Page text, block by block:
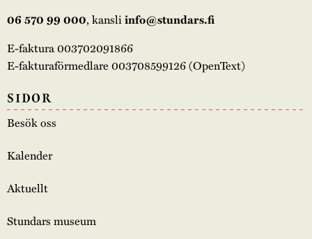
06 570 99 000, kansliinfo@stundars.fi
E-faktura 003702091866
E-fakturaförmedlare 003708599126 (OpenText)
SIDOR
Besök oss
Kalender
Aktuellt
Stundars museum